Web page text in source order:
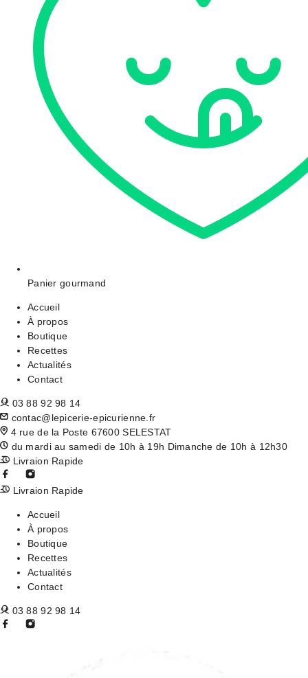
Panier gourmand
Accueil
À propos
Boutique
Recettes
Actualités
Contact
03 88 92 98 14
contac@lepicerie-epicurienne.fr
4 rue de la Poste 67600 SELESTAT
du mardi au samedi de 10h à 19h Dimanche de 10h à 12h30
Livraion Rapide
Livraion Rapide
Accueil
À propos
Boutique
Recettes
Actualités
Contact
03 88 92 98 14